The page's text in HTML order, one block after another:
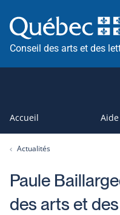
au
contenu
Conseil des arts et des
Accueil
Actualités
Paule
des arts et